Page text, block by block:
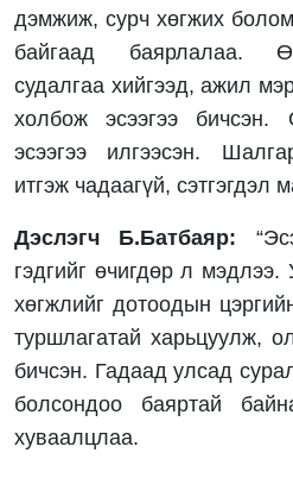
дэмжиж, сурч хөгжих
байгаад баярлалаа.
судалгаа хийгээд, ажил
холбож эсээгээ
эсээгээ илгээсэн.
итгэж чадаагүй, сэтгэгдэл
Дэслэгч Б.Батбаяр:
гэдгийг өчигдөр л
хөгжлийг дотоодын
туршлагатай харьцуулж,
бичсэн. Гадаад улсад
болсондоо баяртай
хуваалцлаа.